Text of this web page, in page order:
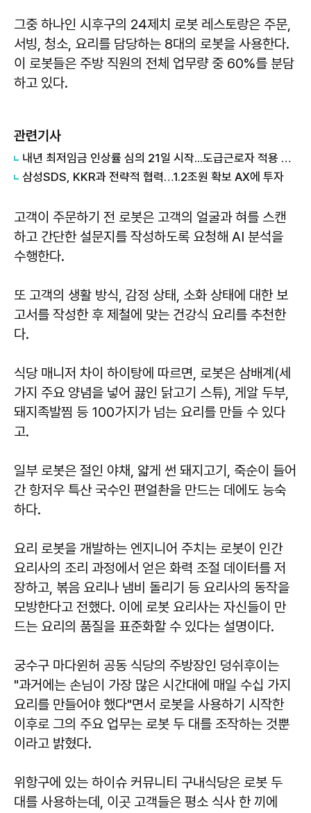
그중 하나인 시후구의 24제치 로봇 레스토랑은 주문,
서빙, 청소, 요리를 담당하는 8대의 로봇을 사용한다.
이 로봇들은 주방 직원의 전체 업무량 중 60%를 분담
하고 있다.
관련기사
내년 최저임금 인상률 심의 21일 시작...도급근로자 적용 첫 논의
삼성SDS, KKR과 전략적 협력…1.2조원 확보 AX에 투자
고객이 주문하기 전 로봇은 고객의 얼굴과 혀를 스캔
하고 간단한 설문지를 작성하도록 요청해 AI 분석을
수행한다.
또 고객의 생활 방식, 감정 상태, 소화 상태에 대한 보
고서를 작성한 후 제철에 맞는 건강식 요리를 추천한
다.
식당 매니저 차이 하이탕에 따르면, 로봇은 삼배계(세
가지 주요 양념을 넣어 끓인 닭고기 스튜), 게알 두부,
돼지족발찜 등 100가지가 넘는 요리를 만들 수 있다
고.
일부 로봇은 절인 야채, 얇게 썬 돼지고기, 죽순이 들어
간 항저우 특산 국수인 편얼촨을 ​​만드는 데에도 능숙
하다.
요리 로봇을 개발하는 엔지니어 주치는 로봇이 인간
요리사의 조리 과정에서 얻은 화력 조절 데이터를 저
장하고, 볶음 요리나 냄비 돌리기 등 요리사의 동작을
모방한다고 전했다. 이에 로봇 요리사는 자신들이 만
드는 요리의 품질을 표준화할 수 있다는 설명이다.
궁수구 마다윈허 공동 식당의 주방장인 덩쉬후이는
"과거에는 손님이 가장 많은 시간대에 매일 수십 가지
요리를 만들어야 했다"면서 로봇을 사용하기 시작한
이후로 그의 주요 업무는 로봇 두 대를 조작하는 것뿐
이라고 밝혔다.
위항구에 있는 하이슈 커뮤니티 구내식당은 로봇 두
대를 사용하는데, 이곳 고객들은 평소 식사 한 끼에